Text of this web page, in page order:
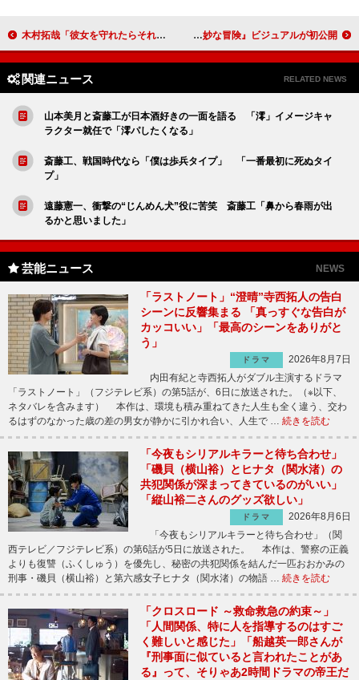
木村拓哉「彼女を守れたらそれでいいや」 市原隼人“ハイエナのように快楽”に没頭するために 岡田将生が金髪ロンゲ＆真剣佑が初のヤンキー！ 『ジョジョの奇妙な冒険』ビジュアルが初公開！
関連ニュース RELATED NEWS
山本美月と斎藤工が日本酒好きの一面を語る 「澪」イメージキャ
ラクター就任で「澪パしたくなる」
斎藤工、戦国時代なら「僕は歩兵タイプ」 「一番最初に死ぬタイ
プ」
遠藤憲一、衝撃の“じんめん犬”役に苦笑 斎藤工「鼻から春雨が出
るかと思いました」
芸能ニュース NEWS
「ラストノート」“澄晴”寺西拓人の告白
シーンに反響集まる 「真っすぐな告白が
カッコいい」「最高のシーンをありがと
う」
ドラマ
2026年8月7日
内田有紀と寺西拓人がダブル主演するドラマ
「ラストノート」（フジテレビ系）の第5話が、6日に放送された。（※以下、
ネタバレを含みます） 本作は、環境も積み重ねてきた人生も全く違う、交わ
るはずのなかった歳の差の男女が静かに引かれ合い、人生で … 続きを読む
「今夜もシリアルキラーと待ち合わせ」
「磯貝（横山裕）とヒナタ（関水渚）の
共犯関係が深まってきているのがいい」
「縦山裕二さんのグッズ欲しい」
ドラマ
2026年8月6日
「今夜もシリアルキラーと待ち合わせ」（関
西テレビ／フジテレビ系）の第6話が5日に放送された。 本作は、警察の正義
よりも復讐（ふくしゅう）を優先し、秘密の共犯関係を結んだ一匹おおかみの
刑事・磯貝（横山裕）と第六感女子ヒナタ（関水渚）の物語 … 続きを読む
「クロスロード ～救命救急の約束～」
「人間関係、特に人を指導するのはすご
く難しいと感じた」「船越英一郎さんが
『刑事面に似ていると言われたことがあ
る』って、そりゃあ2時間ドラマの帝王だ